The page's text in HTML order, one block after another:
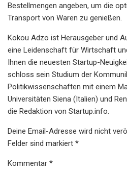
Bestellmengen angeben, um die
Transport von Waren zu genießen.
Kokou Adzo ist Herausgeber und
eine Leidenschaft für Wirtschaft
Ihnen die neuesten Startup-
schloss sein Studium der
Politikwissenschaften mit einem
Universitäten Siena (Italien) und
die Redaktion von Startup.info.
Deine Email-Adresse wird nicht
Felder sind markiert *
Kommentar *